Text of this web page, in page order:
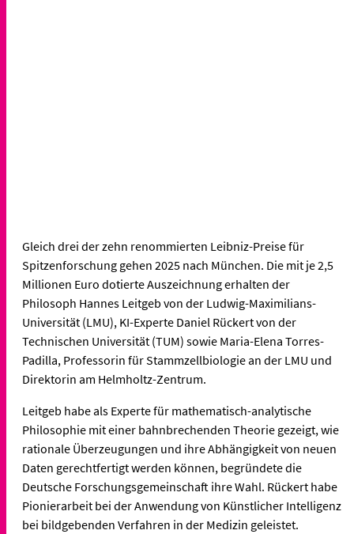
Gleich drei der zehn renommierten Leibniz-Preise für
Spitzenforschung gehen 2025 nach München. Die mit je 2,5
Millionen Euro dotierte Auszeichnung erhalten der
Philosoph Hannes Leitgeb von der Ludwig-Maximilians-
Universität (LMU), KI-Experte Daniel Rückert von der
Technischen Universität (TUM) sowie Maria-Elena Torres-
Padilla, Professorin für Stammzellbiologie an der LMU und
Direktorin am Helmholtz-Zentrum.
Leitgeb habe als Experte für mathematisch-analytische
Philosophie mit einer bahnbrechenden Theorie gezeigt, wie
rationale Überzeugungen und ihre Abhängigkeit von neuen
Daten gerechtfertigt werden können, begründete die
Deutsche Forschungsgemeinschaft ihre Wahl. Rückert habe
Pionierarbeit bei der Anwendung von Künstlicher Intelligenz
bei bildgebenden Verfahren in der Medizin geleistet.